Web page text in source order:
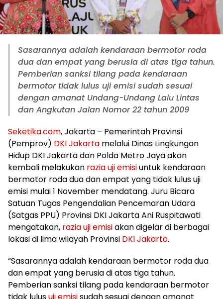
Sasarannya adalah kendaraan bermotor roda
dua dan empat yang berusia di atas tiga tahun.
Pemberian sanksi tilang pada kendaraan
bermotor tidak lulus uji emisi sudah sesuai
dengan amanat Undang-Undang Lalu Lintas
dan Angkutan Jalan Nomor 22 tahun 2009
Seketika.com, Jakarta – Pemerintah Provinsi
(Pemprov) DKI Jakarta melalui Dinas Lingkungan
Hidup DKI Jakarta dan Polda Metro Jaya akan
kembali melakukan razia uji emisiuntuk kendaraan
bermotor roda dua dan empat yang tidak lulus uji
emisi mulai 1 November mendatang. Juru Bicara
Satuan Tugas Pengendalian Pencemaran Udara
(Satgas PPU) Provinsi DKI Jakarta Ani Ruspitawati
mengatakan, razia uji emisiakan digelar di berbagai
lokasi di lima wilayah Provinsi DKI Jakarta.
“Sasarannya adalah kendaraan bermotor roda dua
dan empat yang berusia di atas tiga tahun.
Pemberian sanksi tilang pada kendaraan bermotor